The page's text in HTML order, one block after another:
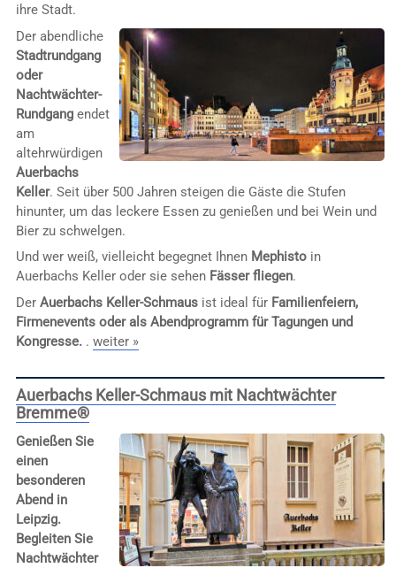
ihre Stadt.
Der abendliche
Stadtrundgang
oder
Nachtwächter-
Rundgangendet
am
altehrwürdigen
Auerbachs
Keller. Seit über 500 Jahren steigen die Gäste die Stufen
hinunter, um das leckere Essen zu genießen und bei Wein und
Bier zu schwelgen.
Und wer weiß, vielleicht begegnet Ihnen Mephistoin
Auerbachs Keller oder sie sehen Fässer fliegen.
Der Auerbachs Keller-Schmausist ideal für Familienfeiern,
Firmenevents oder als Abendprogramm für Tagungen und
Kongresse. . weiter »
Auerbachs Keller-Schmaus mit Nachtwächter
Bremme®
Genießen Sie
einen
besonderen
Abend in
Leipzig.
Begleiten Sie
Nachtwächter